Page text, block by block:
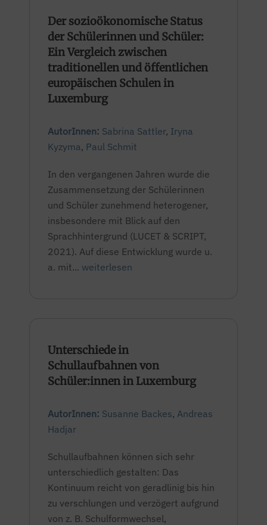
Der sozioökonomische Status
der Schülerinnen und Schüler:
Ein Vergleich zwischen
traditionellen und öffentlichen
europäischen Schulen in
Luxemburg
AutorInnen: Sabrina Sattler, Iryna
Kyzyma, Paul Schmit
In den vergangenen Jahren wurde die
Zusammensetzung der Schülerinnen
und Schüler zunehmend heterogener,
insbesondere mit Blick auf den
Sprachhintergrund (LUCET & SCRIPT,
2021). Auf diese Entwicklung wurde u.
a. mit... weiterlesen
Unterschiede in
Schullaufbahnen von
Schüler:innen in Luxemburg
AutorInnen: Susanne Backes, Andreas
Hadjar
Schullaufbahnen können sich sehr
unterschiedlich gestalten: Das
Kontinuum reicht von geradlinig bis hin
zu verschlungen und verzögert aufgrund
von z. B. Schulformwechsel,